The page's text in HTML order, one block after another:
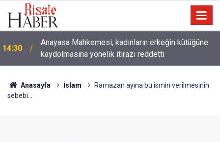
14:30
Anayasa Mahkemesi, kadınların erkeğin kütüğüne
kaydolmasına yönelik itirazı reddetti
14:00
Çatıda yağmur suyu hasadı: Sıcaklarda klima
kullanımını azaltabilir
Anasayfa İslam
Ramazan ayına bu ismin verilmesinin
sebebi...